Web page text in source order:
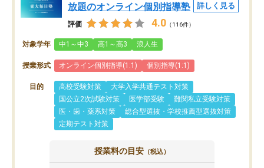
放題のオンライン個別指導塾
詳しく見る
評価 4.0 （116件）
対象学年 中1～中3 高1～高3 浪人生
授業形式 オンライン個別指導(1:1) 個別指導(1:1)
目的 高校受験対策
大学入学共通テスト対策
国公立2次試験対策
医学部受験
難関私立受験対策
医・歯・薬系対策
総合型選抜・学校推薦型選抜対策
定期テスト対策
授業料の目安 （税込）